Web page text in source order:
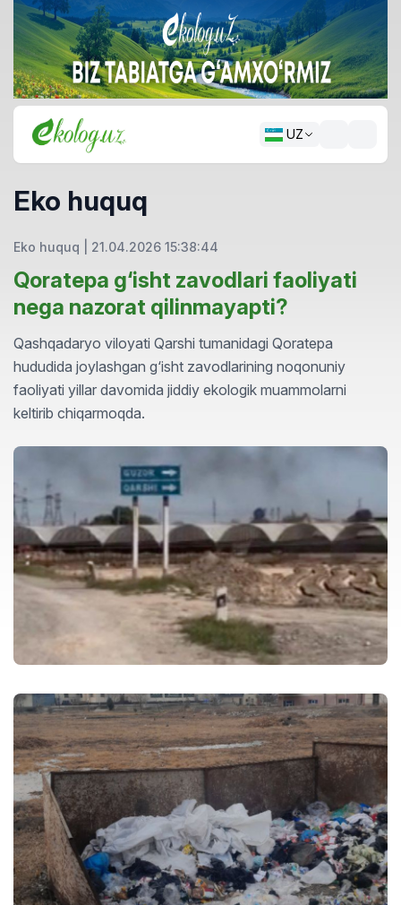
UZ
Eko huquq
Eko huquq 21.04.2026 15:38:44
Qoratepa g‘isht zavodlari faoliyati
nega nazorat qilinmayapti?
Qashqadaryo viloyati Qarshi tumanidagi Qoratepa
hududida joylashgan g‘isht zavodlarining noqonuniy
faoliyati yillar davomida jiddiy ekologik muammolarni
keltirib chiqarmoqda.